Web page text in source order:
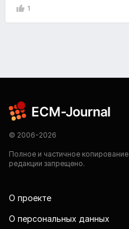
1
© 2006-2026
Полное и частичное
редакции запрещено.
О проекте
О персональных данных